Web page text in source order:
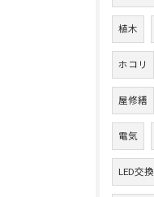
植木
ホコリ
屋修繕
電気
LED交換